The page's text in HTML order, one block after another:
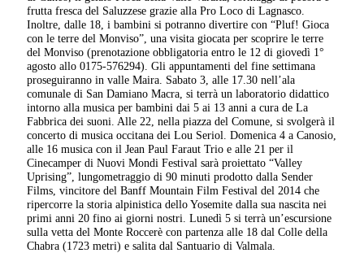
frutta fresca del Saluzzese grazie alla Pro Loco di Lagnasco.
Inoltre, dalle 18, i bambini si potranno divertire con “Pluf! Gioca
con le terre del Monviso”, una visita giocata per scoprire le terre
del Monviso (prenotazione obbligatoria entro le 12 di giovedì 1°
agosto allo 0175-576294). Gli appuntamenti del fine settimana
proseguiranno in valle Maira. Sabato 3, alle 17.30 nell’ala
comunale di San Damiano Macra, si terrà un laboratorio didattico
intorno alla musica per bambini dai 5 ai 13 anni a cura de La
Fabbrica dei suoni. Alle 22, nella piazza del Comune, si svolgerà il
concerto di musica occitana dei Lou Seriol. Domenica 4 a Canosio,
alle 16 musica con il Jean Paul Faraut Trio e alle 21 per il
Cinecamper di Nuovi Mondi Festival sarà proiettato “Valley
Uprising”, lungometraggio di 90 minuti prodotto dalla Sender
Films, vincitore del Banff Mountain Film Festival del 2014 che
ripercorre la storia alpinistica dello Yosemite dalla sua nascita nei
primi anni 20 fino ai giorni nostri. Lunedì 5 si terrà un’escursione
sulla vetta del Monte Roccerè con partenza alle 18 dal Colle della
Chabra (1723 metri) e salita dal Santuario di Valmala.